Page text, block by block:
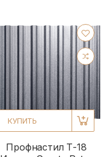
КУПИТЬ
Профнастил Т-18